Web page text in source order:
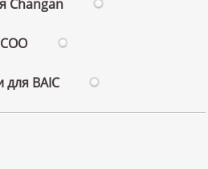
Changan
для BAIC